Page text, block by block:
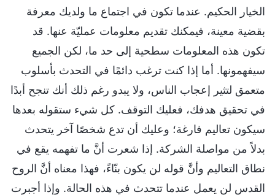
الخيار الحكيم. عندما تكون في اجتماع ما ولديك معرفة
بقضية معينة، فيمكنك تقديم معلومات عمليّة عنها. قد
تكون هذه المعلومات سطحية إلى حد ما، لكن الجميع
سيفهمونها. أما إذا كنت ترغب دائمًا في التحدث بأسلوب
متعمق لتثير إعجاب الناس، ولا يبدو رغم ذلك أنك تنجح أبدًا
في تحقيق هدفك، فعليك التوقف. كل شيء ستقوله بعدها
سيكون تعاليم فارغة؛ وعليك أن تدع شخصًا آخر يتحدث
بدلاً من مواصلة الشركة. إذا شعرت أنَّ ما تفهمه يقع في
نطاق التعاليم وأنَّ قوله لن يكون بنّاءً، فهذا معناه أنَّ الروح
القدس لن يعمل عندما تتحدث في هذه الحالة. وإذا أجبرت